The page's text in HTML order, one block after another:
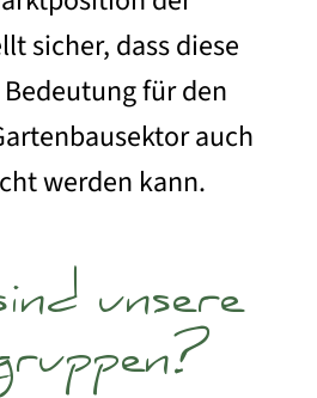
sicher, dass diese
für den
auch
werden kann.
unsere